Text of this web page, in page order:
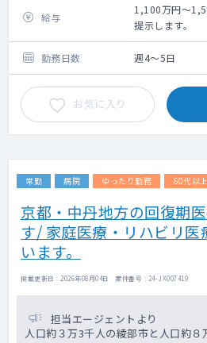
・外来：一般
門外来も可能で
や健診の対応を
・病棟管理：一
の内ですが、院
・救急当番：週
・訪問診療：
～5件程度
看護師も同行、
給与
1,100万円～
提示します。
勤務日数 週4～5日
お気に入り
常勤 病院 ゆったり勤務 60代以
京都・中丹地方の回復期
す/ 家庭医療・リハビリ医
います。
掲載更新日 : 2026年08月04日 案件番号 : 24-JX007419
担当エージェントより
人口約３万3千人の綾部市と人口約８